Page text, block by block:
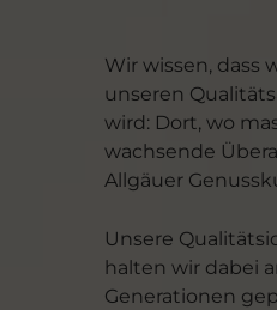
Wir wissen,
unseren
wird: Dort, wo
wachsende
Allgäuer
Unsere
halten wir dabei
Generationen